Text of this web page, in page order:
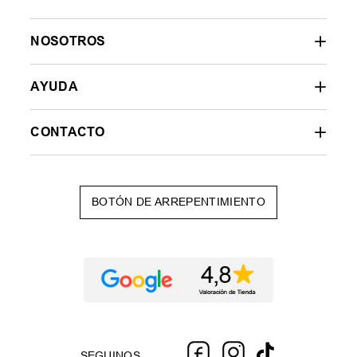
NOSOTROS
AYUDA
CONTACTO
BOTÓN DE ARREPENTIMIENTO